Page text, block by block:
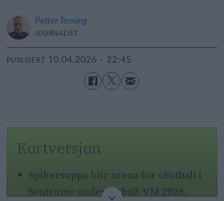
Petter Terning
JOURNALIST
PUBLISERT 10.04.2026 - 22:45
Kortversjon
Spikersuppa blir arena for «Fotball i
Sentrum» under fotball-VM 2026,